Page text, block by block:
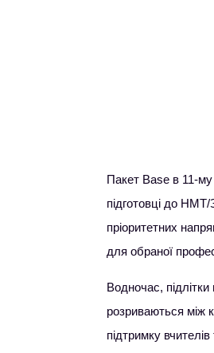
Пакет Base в 11-
підготовці до
пріоритетних
для обраної
Водночас,
розриваються між
підтримку